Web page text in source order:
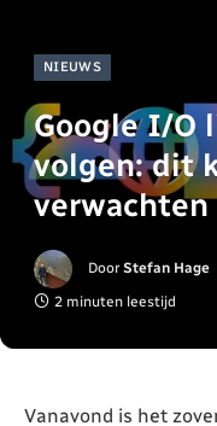
NIEUWS
Google I/O
volgen: dit
verwachten
Door Stefan Hage
2 minuten leestijd
Vanavond is het